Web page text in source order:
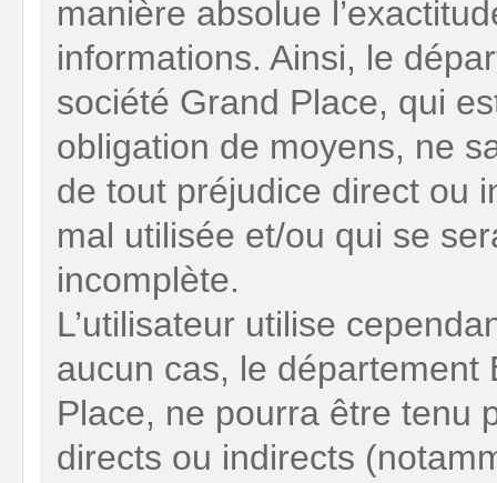
manière absolue
informations. Ainsi, le
société Grand Place, qui
obligation de moyens, ne
de tout préjudice direct ou
mal utilisée et/ou qui se
incomplète.
L’utilisateur utilise
aucun cas, le département
Place, ne pourra être tenu
directs ou indirects